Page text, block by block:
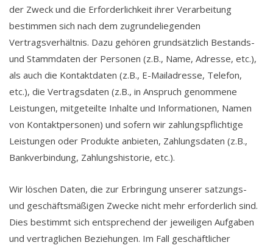
der Zweck und die Erforderlichkeit ihrer Verarbeitung
bestimmen sich nach dem zugrundeliegenden
Vertragsverhältnis. Dazu gehören grundsätzlich Bestands-
und Stammdaten der Personen (z.B., Name, Adresse, etc.),
als auch die Kontaktdaten (z.B., E-Mailadresse, Telefon,
etc.), die Vertragsdaten (z.B., in Anspruch genommene
Leistungen, mitgeteilte Inhalte und Informationen, Namen
von Kontaktpersonen) und sofern wir zahlungspflichtige
Leistungen oder Produkte anbieten, Zahlungsdaten (z.B.,
Bankverbindung, Zahlungshistorie, etc.).
Wir löschen Daten, die zur Erbringung unserer satzungs-
und geschäftsmäßigen Zwecke nicht mehr erforderlich sind.
Dies bestimmt sich entsprechend der jeweiligen Aufgaben
und vertraglichen Beziehungen. Im Fall geschäftlicher